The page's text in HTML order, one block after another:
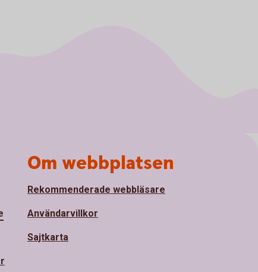
Om webbplatsen
Rekommenderade webbläsare
Användarvillkor
Sajtkarta